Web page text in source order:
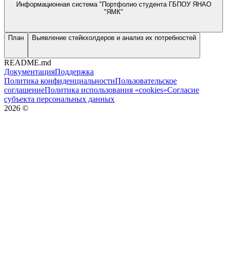
Информационная система "Портфолио студента ГБПОУ ЯНАО
"ЯМК"
План Выявление стейкхолдеров и анализ их потребностей
README.md
ДокументацияПоддержка
Политика конфиденциальностиПользовательское
соглашениеПолитика использования «cookies»Согласие
субъекта персональных данных
2026 ©